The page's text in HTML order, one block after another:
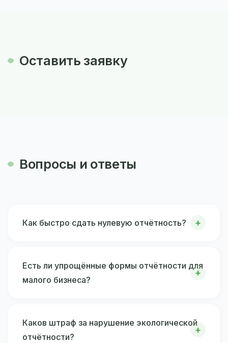
Оставить заявку
Вопросы и ответы
Как быстро сдать нулевую отчётность?
Есть ли упрощённые формы отчётности для
малого бизнеса?
Каков штраф за нарушение экологической
отчётности?